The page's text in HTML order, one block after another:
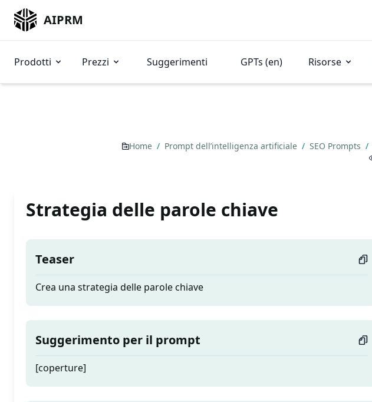
AIPRM
Prodotti Prezzi Suggerimenti GPTs (en) Risorse
Home / Prompt dell’intelligenza artificiale / SEO Prompts /
Strategia delle parole chiave
Teaser
Crea una strategia delle parole chiave
Suggerimento per il prompt
[coperture]